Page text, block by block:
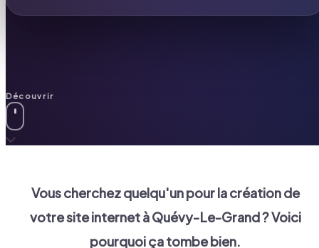
Découvrir
Vous cherchez quelqu'un pour la création de
votre site internet àQuévy-Le-Grand? Voici
pourquoi ça tombe bien.